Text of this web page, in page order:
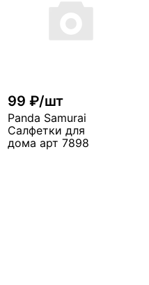
99 ₽/шт
Panda Samurai
Салфетки для
дома арт 7898